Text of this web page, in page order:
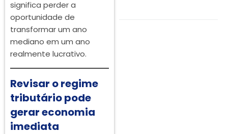
significa perder a
oportunidade de
transformar um ano
mediano em um ano
realmente lucrativo.
Revisar o regime
tributário pode
gerar economia
imediata